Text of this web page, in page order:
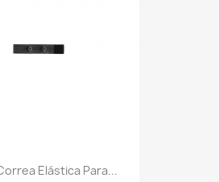
Elástica Para...